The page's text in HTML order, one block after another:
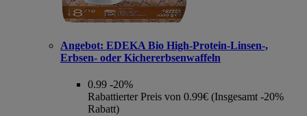
Angebot: EDEKA Bio High-Protein-Linsen-,
Erbsen- oder Kichererbsenwaffeln
0.99 -20%
Rabattierter Preis von 0.99€ (Insgesamt -20%
Rabatt)